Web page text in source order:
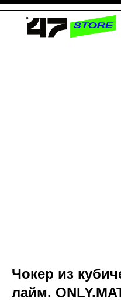
Чокер из
лайм.